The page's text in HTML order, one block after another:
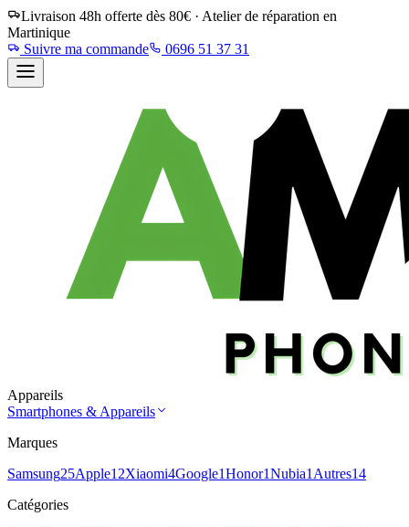
Livraison 48h offerte dès 80€ · Atelier de réparation en
Martinique
Suivre ma commande
0696 51 37 31
Appareils
Smartphones & Appareils
Marques
Samsung25Apple12Xiaomi4Google1Honor1Nubia1 Autres14
Catégories